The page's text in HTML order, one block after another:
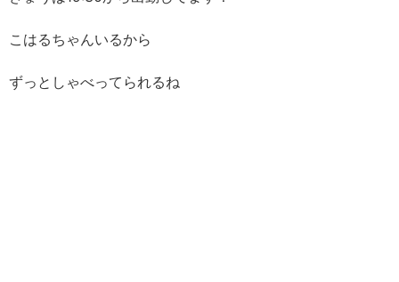
こはるちゃんいるから
ずっとしゃべってられるね